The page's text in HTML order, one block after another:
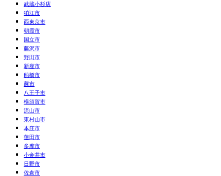
武蔵小杉店
狛江市
西東京市
朝霞市
国立市
藤沢市
野田市
新座市
船橋市
蕨市
八王子市
横須賀市
流山市
東村山市
本庄市
蓮田市
多摩市
小金井市
日野市
佐倉市